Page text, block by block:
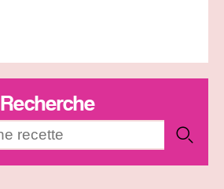
Recherche